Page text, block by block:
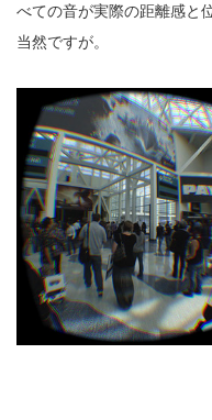
べての音が実際の距離感と
当然ですが。